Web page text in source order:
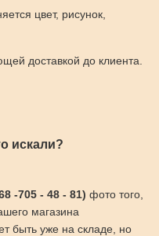
цвет, рисунок,
доставкой до клиента.
искали?
-705 - 48 - 81) фото того,
магазина
быть уже на складе, но